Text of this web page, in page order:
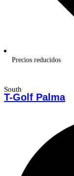
Precios reducidos
South
T-Golf Palma